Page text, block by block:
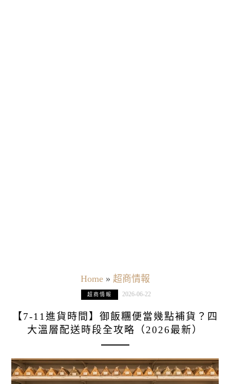
Home» 超商情報
超商情報 2026-06-22
【7-11進貨時間】御飯糰便當幾點補貨？四
大溫層配送時段全攻略（2026最新）